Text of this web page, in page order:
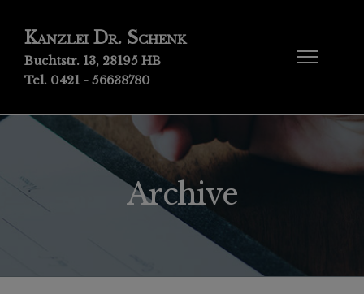
Kanzlei Dr. Schenk
Buchtstr. 13, 28195 HB
Tel. 0421 - 56638780
Archive